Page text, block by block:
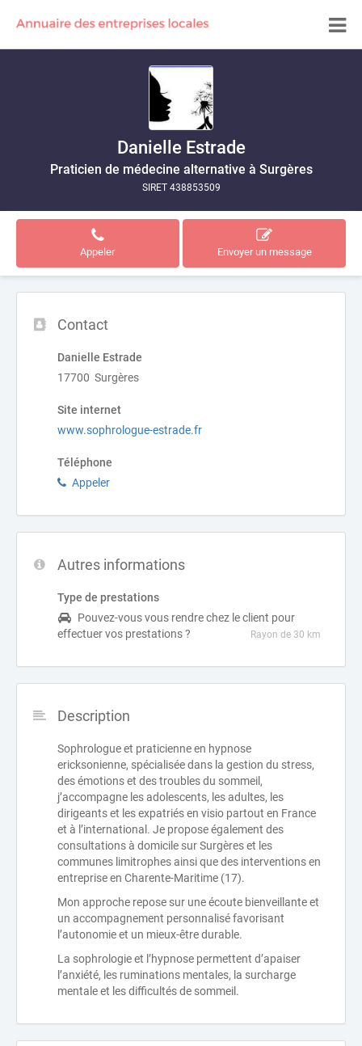
Danielle Estrade
Praticien de médecine alternative à Surgères
SIRET 438853509
Appeler Envoyer un message
Contact
Danielle Estrade
17700 Surgères
Site internet
www.sophrologue-estrade.fr
Téléphone
Appeler
Autres informations
Type de prestations
Pouvez-vous vous rendre chez le client pour
effectuer vos prestations ?
Rayon de 30 km
Description
Sophrologue et praticienne en hypnose
ericksonienne, spécialisée dans la gestion du stress,
des émotions et des troubles du sommeil,
j’accompagne les adolescents, les adultes, les
dirigeants et les expatriés en visio partout en France
et à l’international. Je propose également des
consultations à domicile sur Surgères et les
communes limitrophes ainsi que des interventions en
entreprise en Charente-Maritime (17).
Mon approche repose sur une écoute bienveillante et
un accompagnement personnalisé favorisant
l’autonomie et un mieux-être durable.
La sophrologie et l’hypnose permettent d’apaiser
l’anxiété, les ruminations mentales, la surcharge
mentale et les difficultés de sommeil.